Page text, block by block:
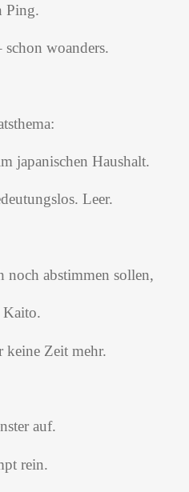
Ping.
woanders.
japanischen Haushalt.
Leer.
noch abstimmen sollen,
keine Zeit mehr.
auf.
rein.